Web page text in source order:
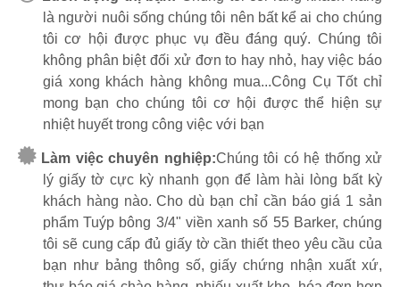
là người nuôi sống chúng tôi nên bất kể ai cho chúng
tôi cơ hội được phục vụ đều đáng quý. Chúng tôi
không phân biệt đối xử đơn to hay nhỏ, hay việc báo
giá xong khách hàng không mua...Công Cụ Tốt chỉ
mong bạn cho chúng tôi cơ hội được thể hiện sự
nhiệt huyết trong công việc với bạn
Làm việc chuyên nghiệp:Chúng tôi có hệ thống xử
lý giấy tờ cực kỳ nhanh gọn để làm hài lòng bất kỳ
khách hàng nào. Cho dù bạn chỉ cần báo giá 1 sản
phẩm Tuýp bông 3/4" viền xanh số 55 Barker, chúng
tôi sẽ cung cấp đủ giấy tờ cần thiết theo yêu cầu của
bạn như bảng thông số, giấy chứng nhận xuất xứ,